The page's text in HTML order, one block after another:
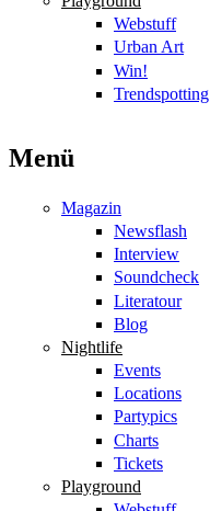
Webstuff
Urban Art
Win!
Trendspotting
Menü
Magazin
Newsflash
Interview
Soundcheck
Literatour
Blog
Nightlife
Events
Locations
Partypics
Charts
Tickets
Playground